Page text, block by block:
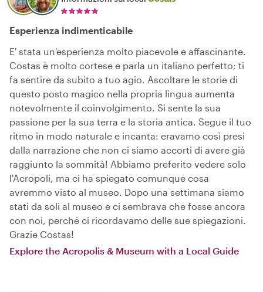
Esperienza indimenticabile
E' stata un'esperienza molto piacevole e affascinante.
Costas è molto cortese e parla un italiano perfetto; ti
fa sentire da subito a tuo agio. Ascoltare le storie di
questo posto magico nella propria lingua aumenta
notevolmente il coinvolgimento. Si sente la sua
passione per la sua terra e la storia antica. Segue il tuo
ritmo in modo naturale e incanta: eravamo così presi
dalla narrazione che non ci siamo accorti di avere già
raggiunto la sommità! Abbiamo preferito vedere solo
l'Acropoli, ma ci ha spiegato comunque cosa
avremmo visto al museo. Dopo una settimana siamo
stati da soli al museo e ci sembrava che fosse ancora
con noi, perché ci ricordavamo delle sue spiegazioni.
Grazie Costas!
Explore the Acropolis & Museum with a Local Guide